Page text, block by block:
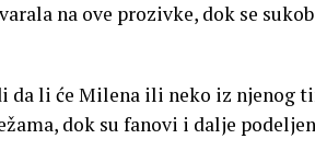
na ove prozivke, dok se
da li će Milena ili neko iz njenog
dok su fanovi i dalje